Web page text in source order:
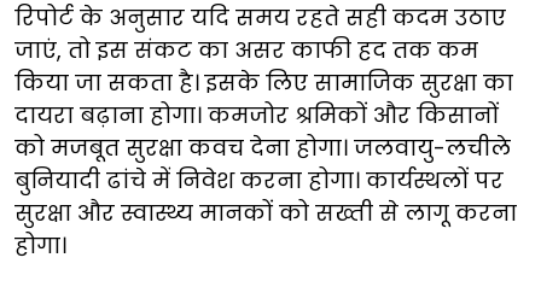
रिपोर्ट के अनुसार यदि समय रहते सही कदम उठाए
जाएं, तो इस संकट का असर काफी हद तक कम
किया जा सकता है। इसके लिए सामाजिक सुरक्षा का
दायरा बढ़ाना होगा। कमजोर श्रमिकों और किसानों
को मजबूत सुरक्षा कवच देना होगा। जलवायु-लचीले
बुनियादी ढांचे में निवेश करना होगा। कार्यस्थलों पर
सुरक्षा और स्वास्थ्य मानकों को सख्ती से लागू करना
होगा।